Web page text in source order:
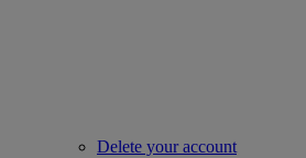
Delete your account